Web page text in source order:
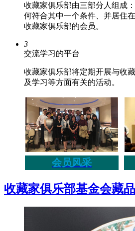
收藏家俱乐部由三部分人组成
何符合其中一个条件、并居住
收藏家俱乐部的会员。
3
交流学习的平台
收藏家俱乐部将定期开展与收
及学习等方面有关的活动。
会员风采
收藏家俱乐部基金会藏品